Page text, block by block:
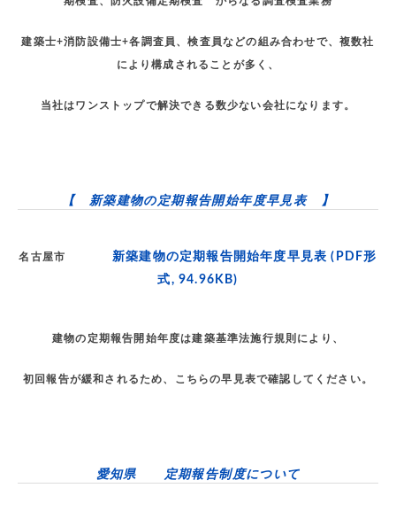
建築士+消防設備士+各調査員、検査員などの組み合わせで、複数社
により構成されることが多く、
当社はワンストップで解決できる数少ない会社になります。
【 新築建物の定期報告開始年度早見表 】
名古屋市 新築建物の定期報告開始年度早見表 (PDF形
式, 94.96KB)
建物の定期報告開始年度は建築基準法施行規則により、
初回報告が緩和されるため、こちらの早見表で確認してください。
愛知県 定期報告制度について